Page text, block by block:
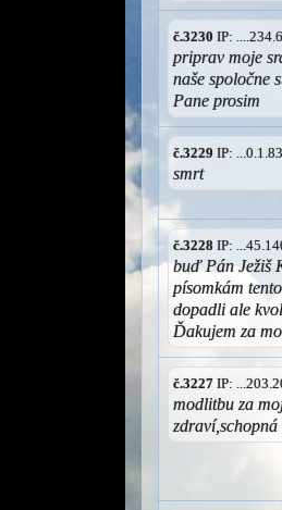
č.3230 IP:
priprav moje
naše spoločne
Pane prosim
č.3229 IP:
smrt
č.3228 IP:
buď Pán Ježiš
písomkám
dopadli ale
Ďakujem za
č.3227 IP:
modlitbu za